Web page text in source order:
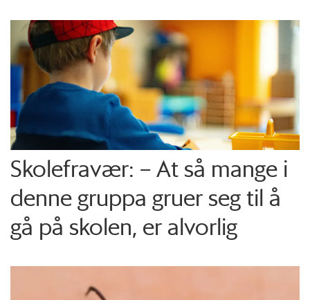
Skolefravær: – At så mange i
denne gruppa gruer seg til å
gå på skolen, er alvorlig